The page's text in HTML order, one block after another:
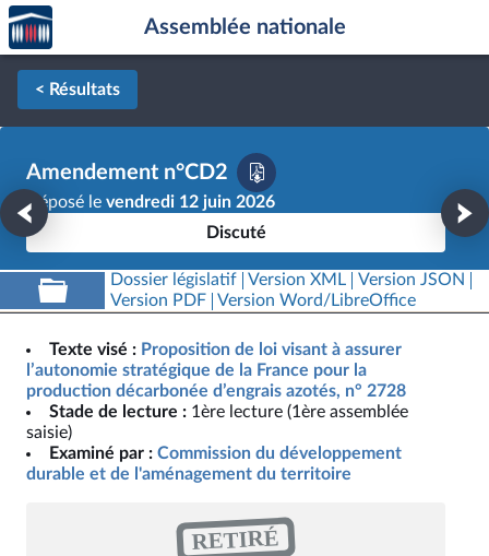
Aller au contenu
Aller en bas de la page
Accèder
à la
page
d'accueil
Assemblée nationale
< Résultats
Amendement n°CD2
Déposé le vendredi 12 juin 2026
Discuté
Dossier législatif Version XML
Version JSON
Version PDF
Version Word/LibreOffice
Texte visé : Proposition de loi visant à assurer
l’autonomie stratégique de la France pour la
production décarbonée d’engrais azotés, n° 2728
Stade de lecture : 1ère lecture (1ère assemblée
saisie)
Examiné par : Commission du développement
durable et de l'aménagement du territoire
RETIRÉ